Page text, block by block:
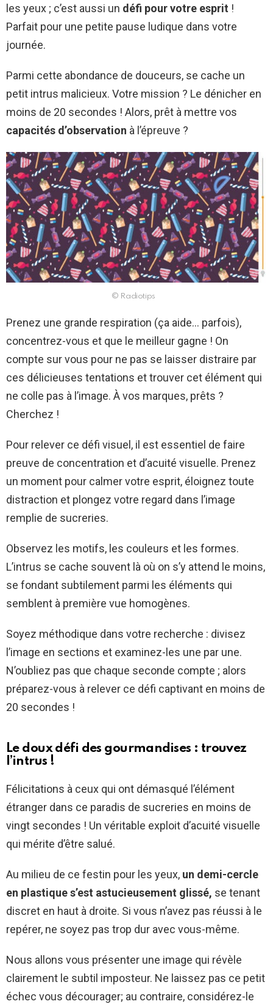
les yeux ; c’est aussi un défi pour votre esprit !
Parfait pour une petite pause ludique dans votre
journée.
Parmi cette abondance de douceurs, se cache un
petit intrus malicieux. Votre mission ? Le dénicher en
moins de 20 secondes ! Alors, prêt à mettre vos
capacités d’observation à l’épreuve ?
© Radiotips
Prenez une grande respiration (ça aide… parfois),
concentrez-vous et que le meilleur gagne ! On
compte sur vous pour ne pas se laisser distraire par
ces délicieuses tentations et trouver cet élément qui
ne colle pas à l’image. À vos marques, prêts ?
Cherchez !
Pour relever ce défi visuel, il est essentiel de faire
preuve de concentration et d’acuité visuelle. Prenez
un moment pour calmer votre esprit, éloignez toute
distraction et plongez votre regard dans l’image
remplie de sucreries.
Observez les motifs, les couleurs et les formes.
L’intrus se cache souvent là où on s’y attend le moins,
se fondant subtilement parmi les éléments qui
semblent à première vue homogènes.
Soyez méthodique dans votre recherche : divisez
l’image en sections et examinez-les une par une.
N’oubliez pas que chaque seconde compte ; alors
préparez-vous à relever ce défi captivant en moins de
20 secondes !
Le doux défi des gourmandises : trouvez
l’intrus !
Félicitations à ceux qui ont démasqué l’élément
étranger dans ce paradis de sucreries en moins de
vingt secondes ! Un véritable exploit d’acuité visuelle
qui mérite d’être salué.
Au milieu de ce festin pour les yeux, un demi-cercle
en plastique s’est astucieusement glissé, se tenant
discret en haut à droite. Si vous n’avez pas réussi à le
repérer, ne soyez pas trop dur avec vous-même.
Nous allons vous présenter une image qui révèle
clairement le subtil imposteur. Ne laissez pas ce petit
échec vous décourager; au contraire, considérez-le